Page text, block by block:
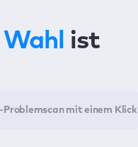
ist
Problemscan mit einem Klick